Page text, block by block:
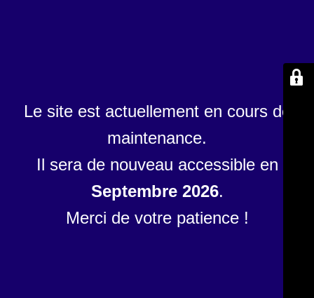
Le site est actuellement en cours de
maintenance.
Il sera de nouveau accessible en
Septembre 2026.
Merci de votre patience !